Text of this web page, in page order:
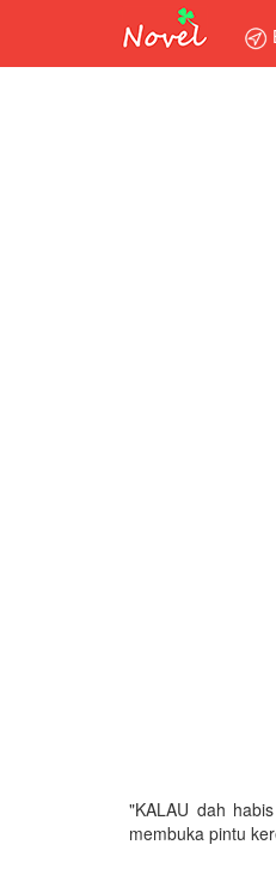
"KALAU dah
membuka pintu